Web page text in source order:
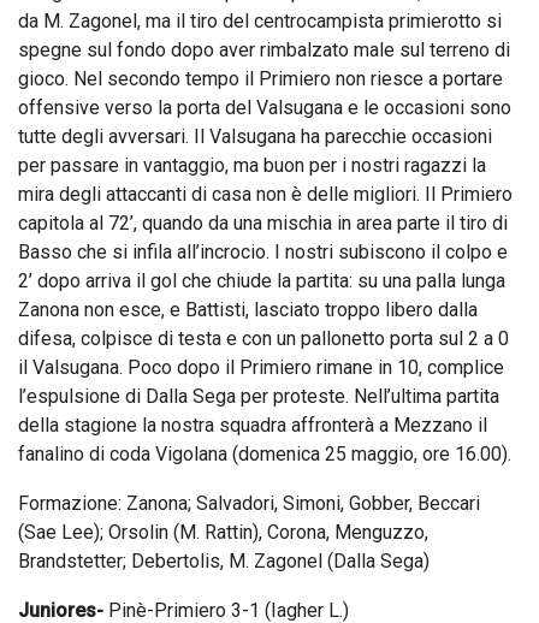
da M. Zagonel, ma il tiro del centrocampista primierotto si
spegne sul fondo dopo aver rimbalzato male sul terreno di
gioco. Nel secondo tempo il Primiero non riesce a portare
offensive verso la porta del Valsugana e le occasioni sono
tutte degli avversari. Il Valsugana ha parecchie occasioni
per passare in vantaggio, ma buon per i nostri ragazzi la
mira degli attaccanti di casa non è delle migliori. Il Primiero
capitola al 72’, quando da una mischia in area parte il tiro di
Basso che si infila all’incrocio. I nostri subiscono il colpo e
2’ dopo arriva il gol che chiude la partita: su una palla lunga
Zanona non esce, e Battisti, lasciato troppo libero dalla
difesa, colpisce di testa e con un pallonetto porta sul 2 a 0
il Valsugana. Poco dopo il Primiero rimane in 10, complice
l’espulsione di Dalla Sega per proteste. Nell’ultima partita
della stagione la nostra squadra affronterà a Mezzano il
fanalino di coda Vigolana (domenica 25 maggio, ore 16.00).
Formazione: Zanona; Salvadori, Simoni, Gobber, Beccari
(Sae Lee); Orsolin (M. Rattin), Corona, Menguzzo,
Brandstetter; Debertolis, M. Zagonel (Dalla Sega)
Juniores- Pinè-Primiero 3-1 (Iagher L.)